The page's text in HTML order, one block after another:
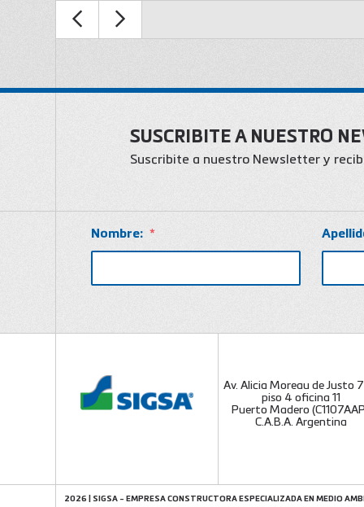
SUSCRIBITE A NUESTRO
Suscribite a nuestro Newsletter y
Nombre: *
Av. Alicia Moreau de Justo
piso 4 oficina 11
Puerto Madero
C.A.B.A. Argentina
2026 | SIGSA - EMPRESA CONSTRUCTORA ESPECIALIZADA EN MEDIO